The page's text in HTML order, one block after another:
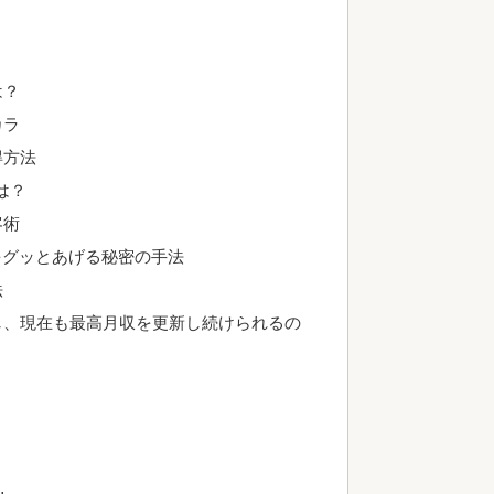
法
？
ッとあげる秘密の手法
現在も最高月収を更新し続けられるの